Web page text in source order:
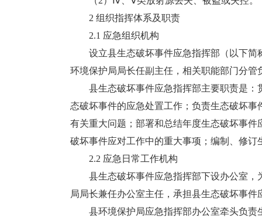
2 组织指挥体系及职责
2.1 应急组织机构
设立县生态破坏事件应急指挥部（以下简
环境保护局局长任副主任，相关职能部门分管
县生态破坏事件应急指挥部主要职责是：
态破坏事件的应急处置工作；负责生态破坏
有关重大问题；部署和总结年度生态破坏事
破坏事件应对工作中的重大事项；编制、修
2.2 应急日常工作机构
县生态破坏事件应急指挥部下设办公室，
局局长兼任办公室主任，承担县生态破坏事件
县环境保护局应急指挥部办公室牵头负责